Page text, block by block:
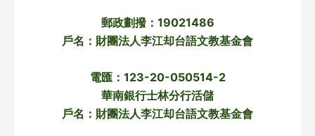
郵政劃撥：19021486
戶名：財團法人李江却台語文教基金會
電匯：123-20-050514-2
華南銀行士林分行活儲
戶名：財團法人李江却台語文教基金會